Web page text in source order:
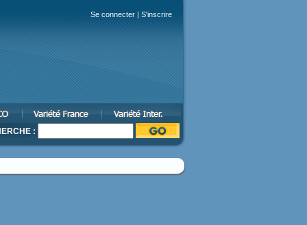
Se connecter | S'inscrire
: